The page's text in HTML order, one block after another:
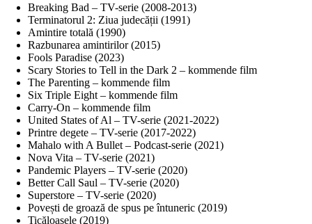
Breaking Bad – TV-serie (2008-2013)
Terminatorul 2: Ziua judecății (1991)
Amintire totală (1990)
Razbunarea amintirilor (2015)
Fools Paradise (2023)
Scary Stories to Tell in the Dark 2 – kommende film
The Parenting – kommende film
Six Triple Eight – kommende film
Carry-On – kommende film
United States of Al – TV-serie (2021-2022)
Printre degete – TV-serie (2017-2022)
Mahalo with A Bullet – Podcast-serie (2021)
Nova Vita – TV-serie (2021)
Pandemic Players – TV-serie (2020)
Better Call Saul – TV-serie (2020)
Superstore – TV-serie (2020)
Povești de groază de spus pe întuneric (2019)
Ticăloasele (2019)